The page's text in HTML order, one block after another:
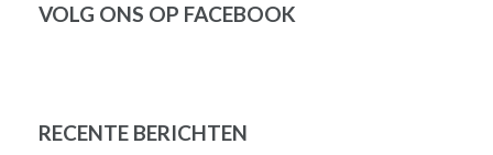
VOLG ONS OP FACEBOOK
RECENTE BERICHTEN